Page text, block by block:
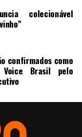
colecionável
confirmados como
Brasil pelo